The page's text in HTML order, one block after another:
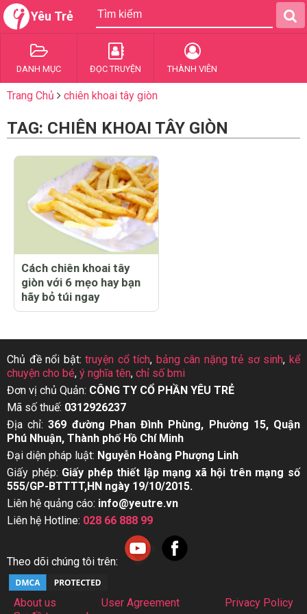
Yêu Trẻ
DANH MỤC ĐỌC TRUYỆN THÀNH VIÊN
Trang Chủ chiên khoai tây giòn
TAG: CHIÊN KHOAI TÂY GIÒN
Cách chiên khoai tây
giòn với 6 mẹo hay bạn
hãy bỏ túi ngay
Chủ đề nổi bật:truyện cổ tích, bảng cân nặng trẻ sơ sinh,kể
chuyện cho bé, ý nghĩa tên, chỉ số bmi
Đơn vị chủ Quản: CÔNG TY CỔ PHẦN YÊU TRẺ
Mã số thuế: 0312926237
Địa chỉ:369 đường Phan Đình Phùng, Phường 15, Quận
Phú Nhuận, Thành phố Hồ Chí Minh
Đại diện pháp luật: Nguyễn Hoàng Phượng Linh
Giấy phép: Giấy phép thiết lập mạng xã hội trên mạng số
555/GP-BTTTT,HN ngày 19/10/2015.
Liên hệ quảng cáo: info@yeutre.vn
Liên hệ Hotline: 028 66 888 99
Theo dõi chúng tôi trên:
About us User Agreement
Privacy Policy